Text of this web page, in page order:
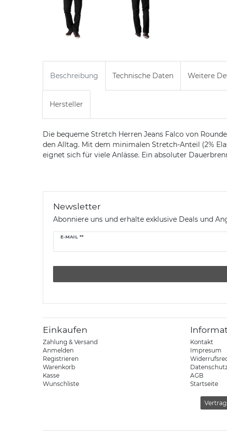
Beschreibung Technische Daten Weitere
Hersteller
Die bequeme Stretch Herren Jeans Falco von
den Alltag. Mit dem minimalen Stretch-Anteil (2%
eignet sich für viele Anlässe. Ein absoluter
Newsletter
Abonniere uns und erhalte exklusive Deals und
E-MAIL **
Newsletter
Einkaufen
Zahlung & Versand
Anmelden
Registrieren
Warenkorb
Kasse
Wunschliste
Kontakt
Impresum
AGB
Startseite